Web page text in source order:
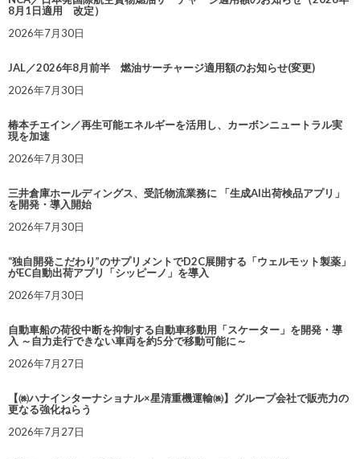
8月1日適用 改定）
2026年7月30日
JAL／2026年8月前半 燃油サーチャージ適用額のお知らせ(変更)
2026年7月30日
椿本チエイン／再生可能エネルギーを活用し、カーボンニュートラル実
現を加速
2026年7月30日
三井倉庫ホールディングス、受託物流業務に 「生成AI出荷検品アプリ」
を開発・導入開始
2026年7月30日
“独自開発こだわり”のサプリメントでD2C展開する「ウェルモット製薬」
がEC自動出荷アプリ「シッピーノ」を導入
2026年7月30日
自動車船の荷役中断を抑制する自動車移動用「スケーター」を開発・導
入 ～自力走行できない車両を約5分で移動可能に～
2026年7月27日
【㈱ハナインターナショナル×星清重機運輸㈱】グループ会社で販売力の
更なる強化ねらう
2026年7月27日